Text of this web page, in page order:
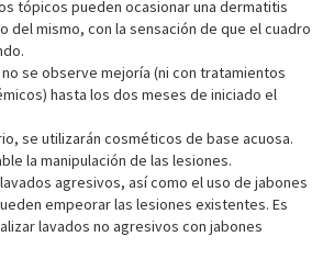
tópicos pueden ocasionar una dermatitis
del mismo, con la sensación de que el cuadro
se observe mejoría (ni con tratamientos
hasta los dos meses de iniciado el
se utilizarán cosméticos de base acuosa.
la manipulación de las lesiones.
agresivos, así como el uso de jabones
empeorar las lesiones existentes. Es
lavados no agresivos con jabones